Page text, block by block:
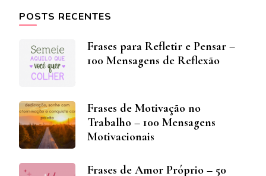
POSTS RECENTES
Frases para Refletir e Pensar –
100 Mensagens de Reflexão
Frases de Motivação no
Trabalho – 100 Mensagens
Motivacionais
Frases de Amor Próprio – 50